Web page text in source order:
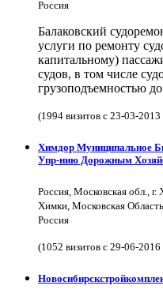
Россия
Балаковский
услуги по ремонту
капитальному)
судов, в том числе
грузоподъемностью
(1994 визитов с 23-03-
Химдор Муниципальное
Упр-нию Дорожным
Россия, Московская обл.,
Химки, Московская
Россия
(1052 визитов с 29-06-